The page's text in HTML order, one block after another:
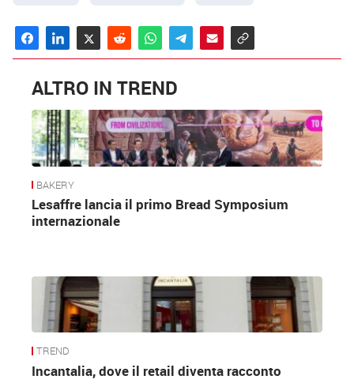
ALTRO IN TREND
BAKERY
Lesaffre lancia il primo Bread Symposium
internazionale
TREND
Incantalia, dove il retail diventa racconto